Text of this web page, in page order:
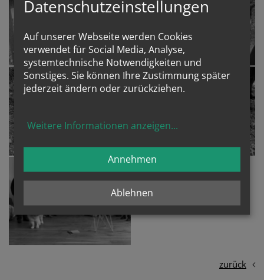
zurück
Datenschutzeinstellungen
Auf unserer Webseite werden Cookies
verwendet für Social Media, Analyse,
systemtechnische Notwendigkeiten und
Sonstiges. Sie können Ihre Zustimmung später
jederzeit ändern oder zurückziehen.
Weitere Informationen anzeigen...
Ablehnen
Annehmen